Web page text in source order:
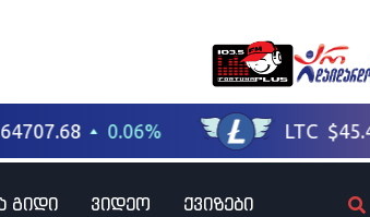
გიდი ვიდეო ქვიზები